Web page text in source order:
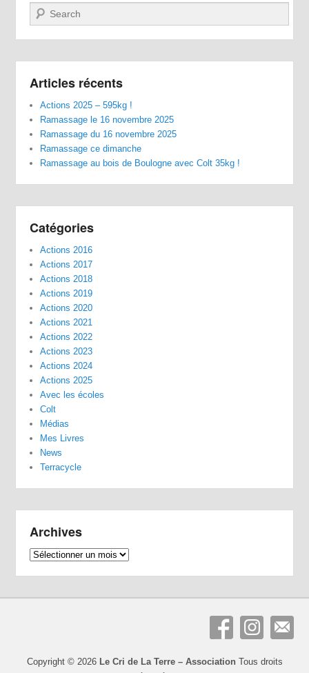
Recherche
Articles récents
Actions 2025 – 595kg !
Ramassage le 16 novembre 2025
Ramassage du 16 novembre 2025
Ramassage ce dimanche
Ramassage au bois de Boulogne avec Colt 35kg !
Catégories
Actions 2016
Actions 2017
Actions 2018
Actions 2019
Actions 2020
Actions 2021
Actions 2022
Actions 2023
Actions 2024
Actions 2025
Avec les écoles
Colt
Médias
Mes Livres
News
Terracycle
Archives
Archives
Copyright © 2026 Le Cri de La Terre – Association Tous droits